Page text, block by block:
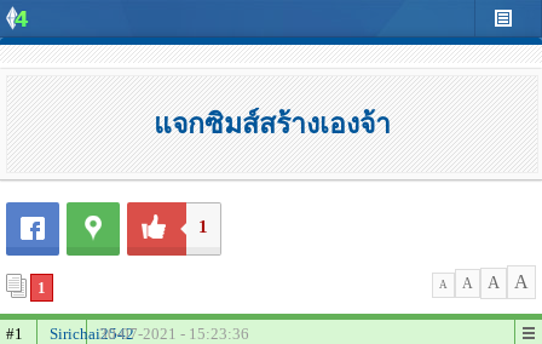
แจกซิมส์สร้างเองจ้า
1
1 A A A A
#1 Sirichai254230-07-2021 - 15:23:36